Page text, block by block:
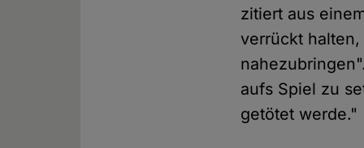
zitiert aus
verrückt
aufs Spiel zu
getötet werde."